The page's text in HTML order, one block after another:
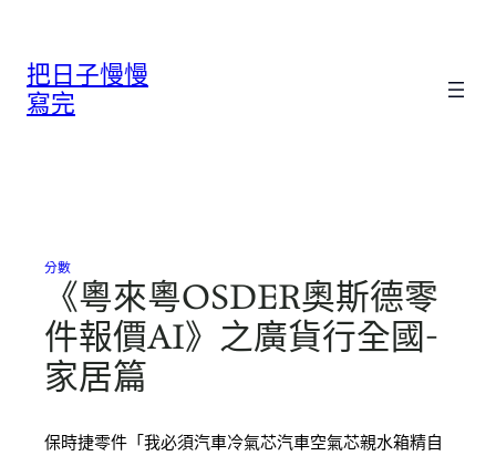
把日子慢慢
寫完
分數
《粵來粵OSDER奧斯德零
件報價AI》之廣貨行全國-
家居篇
保時捷零件「我必須汽車冷氣芯汽車空氣芯親水箱精自